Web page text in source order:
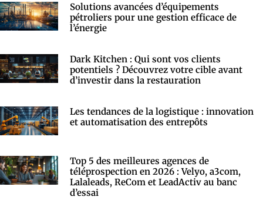
Solutions avancées d’équipements
pétroliers pour une gestion efficace de
l’énergie
Dark Kitchen : Qui sont vos clients
potentiels ? Découvrez votre cible avant
d’investir dans la restauration
Les tendances de la logistique : innovation
et automatisation des entrepôts
Top 5 des meilleures agences de
téléprospection en 2026 : Velyo, a3com,
Lalaleads, ReCom et LeadActiv au banc
d’essai